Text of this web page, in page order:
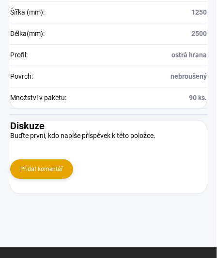
Šířka (mm): 1250
Délka(mm): 2500
Profil : ostrá hrana
Povrch: nebroušený
Množství v paketu: 90 ks.
Diskuze
Buďte první, kdo napíše příspěvek k této položce.
Přidat komentář